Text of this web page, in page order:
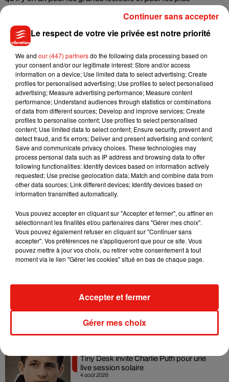
où un champion raconte
ses 10 ans. Les lecteurs seront aussi ravis de retrouver des
cartes un collectionner et un poster.
Myriam Alizon ne compte pas ses heures. Elle écrit 80% des
articles et collabore avec une illustratrice pour enrichir
visuellement le magazine. Le premier bilan est positif. La
jeune femme dit avoir atteint ses objectifs. Elle a déjà un
millier d’abonnés. « Cequi m'encourage c'est que les gens
se ré-abonnent, je pense qu'il y a vraiment un appétit et une
envie autour du sport chez les enfants », conclut-elle.
A Fond !est disponible sur internet et en librairie au prix de
Musique
Becky G sur son nouveau single
4 août 2026
Tiny Desk invite Charlie Puth pour une
live session solaire
Le respect de votre vie privée est notre priorité
We and our (447) partnersdo the following data processing based on
your consent and/or our legitimate interest: Store and/or access
information on a device; Use limited data to select advertising; Create
profiles for personalised advertising; Use profiles to select personalised
advertising; Measure advertising performance; Measure content
performance; Understand audiences through statistics or combinations
of data from different sources; Develop and improve services; Create
profiles to personalise content; Use profiles to select personalised
content; Use limited data to select content; Ensure security, prevent and
detect fraud, and fix errors; Deliver and present advertising and content;
Save and communicate privacy choices. These technologies may
process personal data such as IP address and browsing data to offer
following functionalities: Identify devices based on information actively
requested; Use precise geolocation data; Match and combine data from
other data sources; Link different devices; Identify devices based on
information transmitted automatically.
Vous pouvez accepter en cliquant sur "Accepter et fermer", ou affiner en
sélectionnant les finalités et/ou partenaires dans "Gérer mes choix".
Vous pouvez également refuser en cliquant sur "Continuer sans
accepter". Vos préférences ne s'appliqueront que pour ce site. Vous
pouvez mettre à jour vos choix, ou retirer votre consentement à tout
moment via le lien "Gérer les cookies" situé en bas de chaque page.
Gérer mes choix
Accepter et fermer
Continuer sans accepter